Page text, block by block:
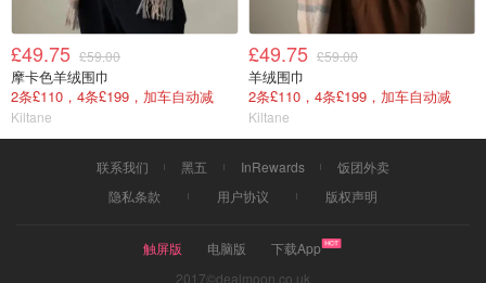
£49.75 £59.00
摩卡色羊绒围巾
2条£110，4条£199，加车自动减
Kiltane
£49.75 £59.00
羊绒围巾
2条£110，4条£199，加车自动减
Kiltane
联系我们 黑五 InRewards
饭团外卖
隐私条款
用户协议 版权声明
触屏版 电脑版
下载App
2017©dealmoon.co.uk